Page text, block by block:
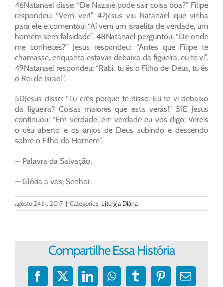
46Natanael disse: “De Nazaré pode sair coisa boa?” Filipe
respondeu: “Vem ver!” 47Jesus viu Natanael que vinha
para ele e comentou: “Aí vem um israelita de verdade, um
homem sem falsidade”. 48Natanael perguntou: “De onde
me conheces?” Jesus respondeu: “Antes que Filipe te
chamasse, enquanto estavas debaixo da figueira, eu te vi”.
49Natanael respondeu: “Rabi, tu és o Filho de Deus, tu és
o Rei de Israel”.
50Jesus disse: “Tu crês porque te disse: Eu te vi debaixo
da figueira? Coisas maiores que esta verás!” 51E Jesus
continuou: “Em verdade, em verdade eu vos digo: Vereis
o céu aberto e os anjos de Deus subindo e descendo
sobre o Filho do Homem”.
— Palavra da Salvação.
— Glória a vós, Senhor.
agosto 24th, 2017 | Categories: Liturgia Diária
Compartilhe Essa História
Facebook
X LinkedInWhatsApp
TumblrPinterest
E-